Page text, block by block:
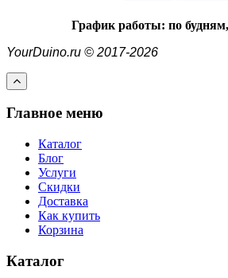
График работы: по будням,
YourDuino.ru © 2017-2026
Главное меню
Каталог
Блог
Услуги
Скидки
Доставка
Как купить
Корзина
Каталог